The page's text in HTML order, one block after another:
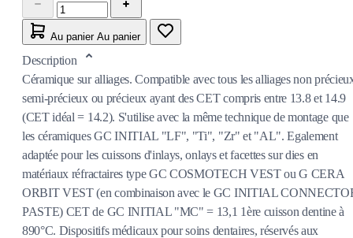
Au panier Au panier
Description
Céramique sur alliages. Compatible avec tous les alliages non
semi-précieux ou précieux ayant des CET compris entre 13.8 et 14.9
(CET idéal = 14.2). S'utilise avec la même technique de montage que
les céramiques GC INITIAL "LF", "Ti", "Zr" et "AL". Egalement
adaptée pour les cuissons d'inlays, onlays et facettes sur dies en
matériaux réfractaires type GC COSMOTECH VEST ou G CERA
ORBIT VEST (en combinaison avec le GC INITIAL
PASTE) CET de GC INITIAL "MC" = 13,1 1ère cuisson dentine à
890°C. Dispositifs médicaux pour soins dentaires, réservés aux